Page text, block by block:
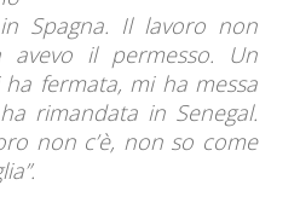
Spagna. Il lavoro non
avevo il permesso. Un
fermata, mi ha messa
rimandata in Senegal.
non c’è, non so come